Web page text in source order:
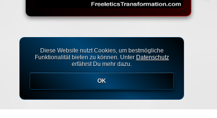
Diese Website nutzt Cookies, um bestmögliche
Funktionalität bieten zu können. Unter Datenschutz
erfährst Du mehr dazu.
OK